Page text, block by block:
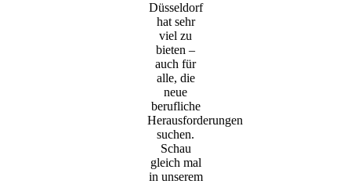
Düsseldorf
hat sehr
viel zu
bieten –
auch für
alle, die
neue
berufliche
Herausforderungen
suchen.
Schau
gleich mal
in unserem